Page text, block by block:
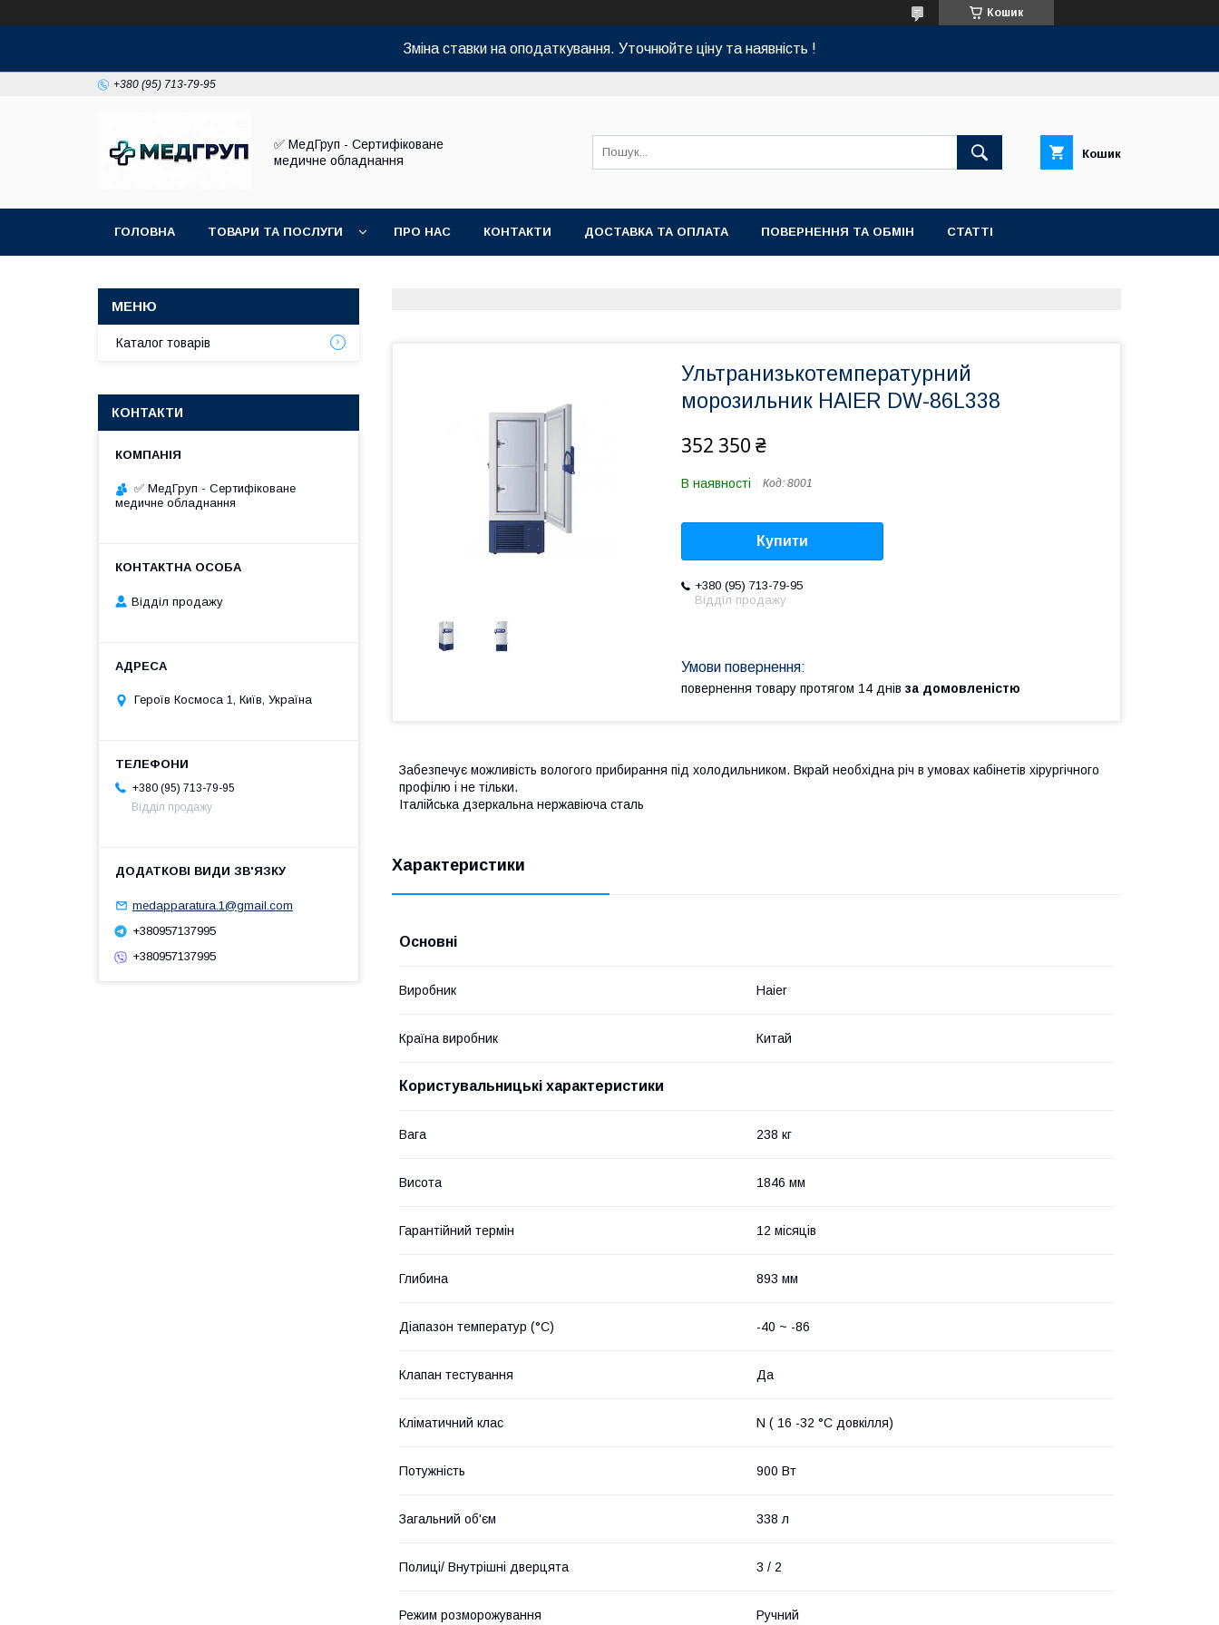
Кошик
Зміна ставки на оподаткування. Уточнюйте ціну та наявність !
+380 (95) 713-79-95
✅ МедГруп - Сертифіковане
медичне обладнання
Кошик
ГОЛОВНА ТОВАРИ ТА ПОСЛУГИ ПРО НАС КОНТАКТИ ДОСТАВКА ТА ОПЛАТА ПОВЕРНЕННЯ ТА ОБМІН СТАТТІ
Ультранизькотемпературний
морозильник HAIER DW-86L338
352 350 ₴
В наявності Код: 8001
Купити
+380 (95) 713-79-95
Відділ продажу
повернення товару протягом 14 днів за домовленістю
Забезпечує можливість вологого прибирання під холодильником. Вкрай необхідна річ в умовах кабінетів хірургічного
профілю і не тільки.
Італійська дзеркальна нержавіюча сталь
Характеристики
Основні
Виробник Haier
Країна виробник Китай
Користувальницькі характеристики
Вага 238 кг
Висота 1846 мм
Гарантійний термін 12 місяців
Глибина 893 мм
Діапазон температур (°C) -40 ~ -86
Клапан тестування Да
Кліматичний клас N ( 16 -32 °C довкілля)
Потужність 900 Вт
Загальний об'єм 338 л
Полиці/ Внутрішні дверцята 3 / 2
Режим розморожування Ручний
Каталог товарів
КОНТАКТИ
✅ МедГруп - Сертифіковане
медичне обладнання
Відділ продажу
Героїв Космоса 1, Київ, Україна
+380 (95) 713-79-95
Відділ продажу
medapparatura.1@gmail.com
+380957137995
+380957137995